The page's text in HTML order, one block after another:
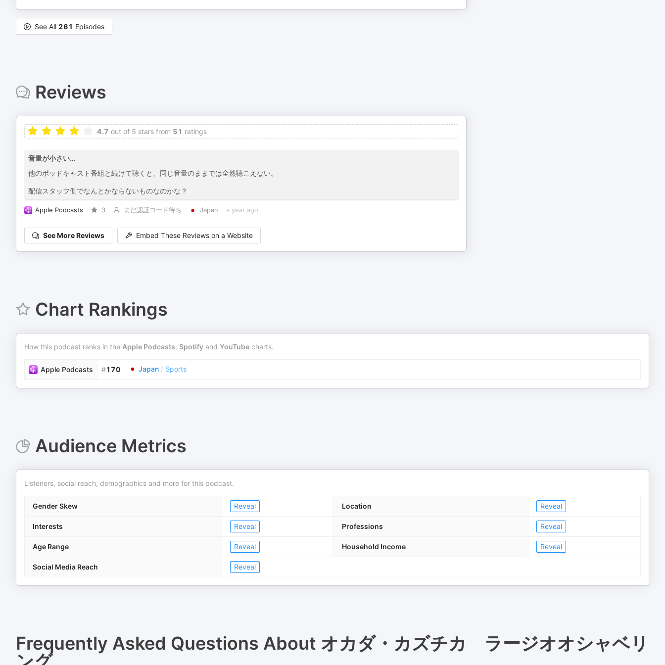
See All 261 Episodes
Reviews
4.7 out of 5 stars from 51 ratings
音量が小さい…
他のポッドキャスト番組と続けて聴くと、同じ音量のままでは全然聴こえない。
配信スタッフ側でなんとかならないものなのかな？
Apple Podcasts 3 まだ認証コード待ち Japan a year ago
See More Reviews Embed These Reviews on a Website
Chart Rankings
How this podcast ranks in the Apple Podcasts, Spotify and YouTube charts.
Apple Podcasts #170 Japan / Sports
Audience Metrics
Listeners, social reach, demographics and more for this podcast.
Gender Skew Reveal Location Reveal
Interests Reveal Professions Reveal
Age Range Reveal Household Income Reveal
Social Media Reach Reveal
Frequently Asked Questions About オカダ・カズチカ ラージオオシャベリ